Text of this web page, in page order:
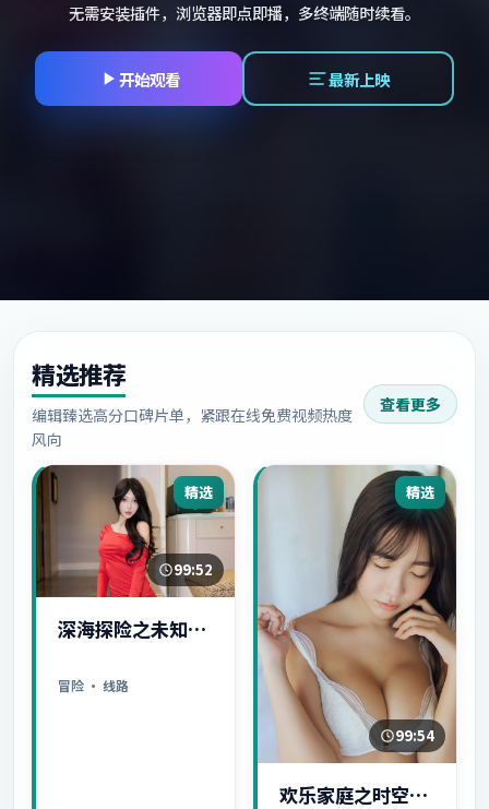
无需安装插件，浏览器即点即播，多终端随时续看。
开始观看 最新上映
精选推荐
编辑臻选高分口碑片单，紧跟在线免费视频热度
风向
查看更多
精选
99:52
深海探险之未知世
冒险 · 线路
精选
99:54
欢乐家庭之时空守